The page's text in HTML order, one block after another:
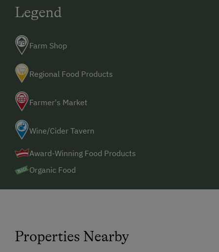
Legend
Farm Shop
Regional Food Products
Farmer's Market
Wine/Cider Tavern
Award-Winning Food Products
Organic Food
Properties Nearby